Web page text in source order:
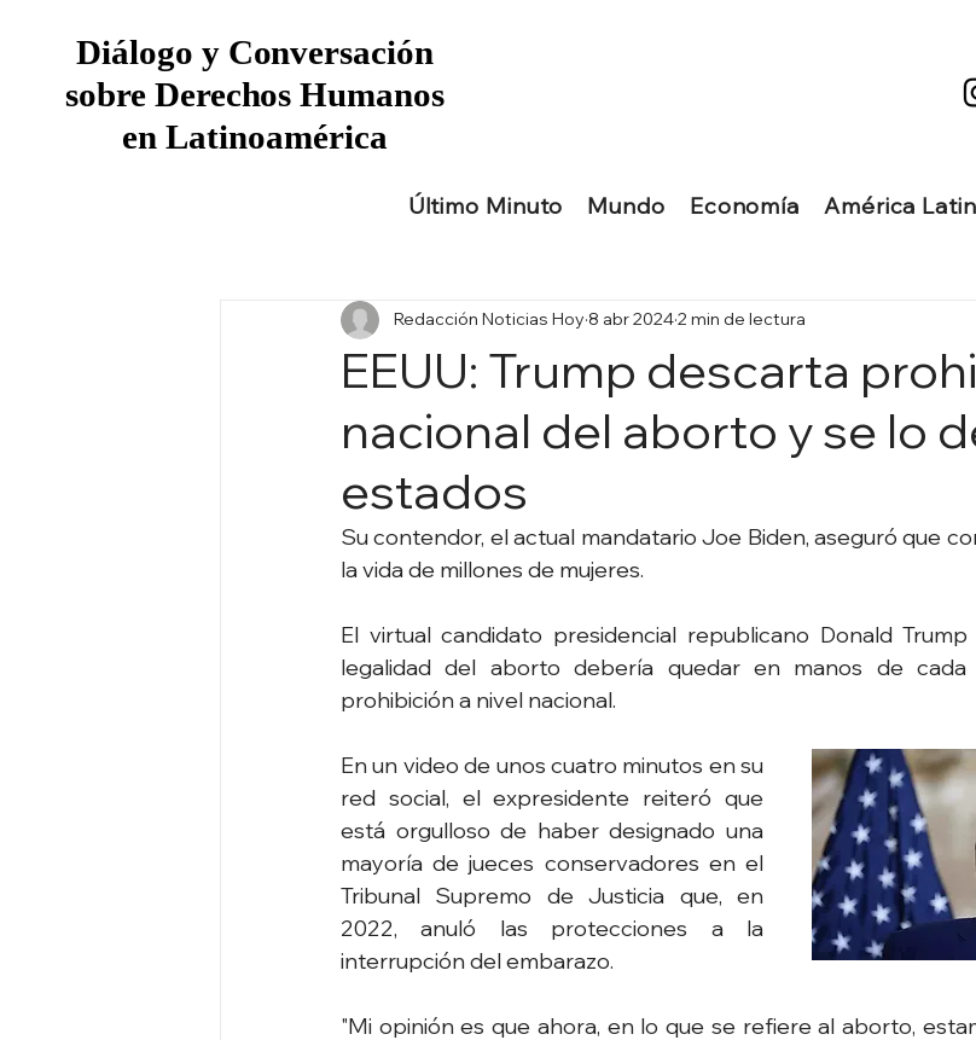
Último Minuto Mundo Economía América
Diálogo y Conversación
sobre Derechos Humanos
en Latinoamérica
Diálogo y Conversación
sobre Derechos Humanos
en Latinoamérica
EEUU: Trump descarta
nacional del aborto y se lo
estados
Redacción Noticias Hoy 8 abr 20242 min de lectura
Su contendor, el actual mandatario Joe Biden, aseguró que
la vida de millones de mujeres.
El virtual candidato presidencial republicano Donald
legalidad del aborto debería quedar en manos de
prohibición a nivel nacional.
En un video de unos cuatro minutos en su
red social, el expresidente reiteró que
está orgulloso de haber designado una
mayoría de jueces conservadores en el
Tribunal Supremo de Justicia que, en
2022, anuló las protecciones a la
interrupción del embarazo.
"Mi opinión es que ahora, en lo que se refiere al aborto,